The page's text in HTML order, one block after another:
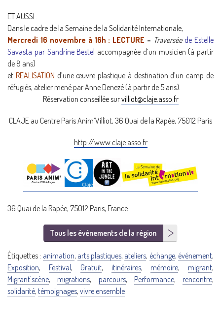
ET AUSSI :
Dans le cadre de la Semaine de la Solidarité Internationale,
Mercredi 16 novembre à 16h : LECTURE – Traverséede Estelle
Savasta par Sandrine Bestel accompagnée d’un musicien (à partir
de 8 ans)
et REALISATION d’une œuvre plastique à destination d’un camp de
réfugiés, atelier mené par Anne Denezé (à partir de 5 ans).
Réservation conseillée survilliot@claje.asso.fr
CLAJE au Centre Paris Anim’Villiot, 36 Quai de la Rapée, 75012 Paris
http://www.claje.asso.fr
36 Quai de la Rapée, 75012 Paris, France
Tous les événements de la région
Étiquettes : animation, arts plastiques, ateliers, échange, événement,
Exposition, Festival , Gratuit, itinéraires, mémoire, migrant,
Migrant'scène, migrations, parcours, Performance, rencontre,
solidarité, témoignages, vivre ensemble